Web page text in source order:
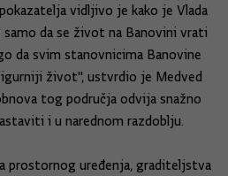
vidljivo je kako je Vlada
samo da se život na Banovini vrati
da svim stanovnicima Banovine
život'', ustvrdio je Medved
tog područja odvija snažno
i u narednom razdoblju.
prostornog uređenja, graditeljstva